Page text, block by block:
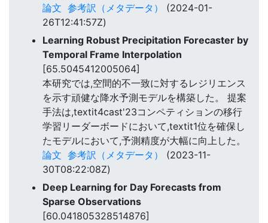
論文 参考訳（メタデータ）
(2024-01-
26T12:41:57Z)
Learning Robust Precipitation Forecaster by
Temporal Frame Interpolation
[65.5045412005064]
本研究では,空間的不一致に対するレジリエンス
を示す頑健な降水予測モデルを構築した。 提案
手法は,textit4cast'23コンペティションの移行
学習リーダーボードにおいて,textit1位を確保し
たモデルにおいて,予測精度が大幅に向上した。
論文 参考訳（メタデータ）
(2023-11-
30T08:22:08Z)
Deep Learning for Day Forecasts from
Sparse Observations
[60.041805328514876]